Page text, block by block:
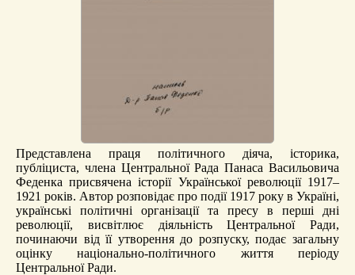
Представлена праця політичного діяча, історика,
публіциста, члена Центральної Рада Панаса Васильовича
Феденка присвячена історії Української революції 1917–
1921 років. Автор розповідає про події 1917 року в Україні,
українські політичні організації та пресу в перші дні
революції, висвітлює діяльність Центральної Ради,
починаючи від її утворення до розпуску, подає загальну
оцінку національно-політичного життя періоду
Центральної Ради.